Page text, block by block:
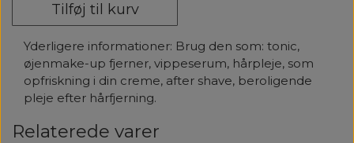
Tilføj til kurv
Yderligere informationer: Brug den som: tonic,
øjenmake-up fjerner, vippeserum, hårpleje, som
opfriskning i din creme, after shave, beroligende
pleje efter hårfjerning.
Relaterede varer